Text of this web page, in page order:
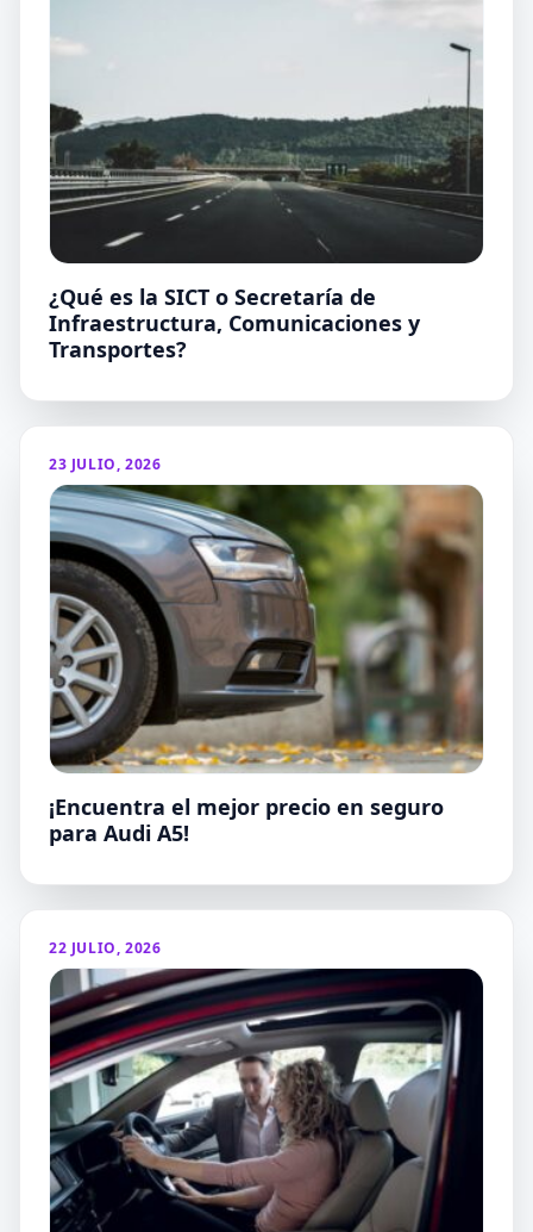
¿Qué es la SICT o Secretaría de
Infraestructura, Comunicaciones y
Transportes?
23 JULIO, 2026
¡Encuentra el mejor precio en seguro
para Audi A5!
22 JULIO, 2026